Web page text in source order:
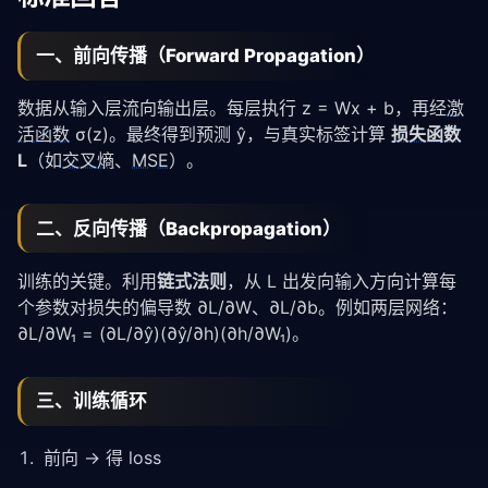
一、前向传播（Forward Propagation）
数据从输入层流向输出层。每层执行 z = Wx + b，再经激
活函数 σ(z)。最终得到预测 ŷ，与真实标签计算 损失函数
L （如交叉熵、 MSE）。
二、反向传播（Backpropagation）
训练的关键。利用链式法则 ，从 L 出发向输入方向计算每
个参数对损失的偏导数 ∂L/∂W、∂L/∂b。例如两层网络：
∂L/∂W₁ = (∂L/∂ŷ)(∂ŷ/∂h)(∂h/∂W₁)。
三、训练循环
前向 → 得 loss